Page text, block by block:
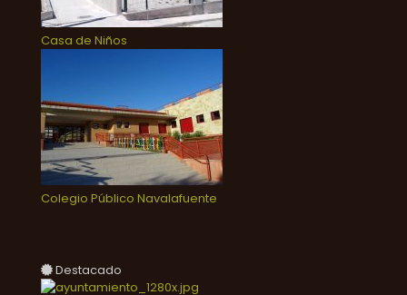
Casa de Niños
Colegio Público Navalafuente
Destacado